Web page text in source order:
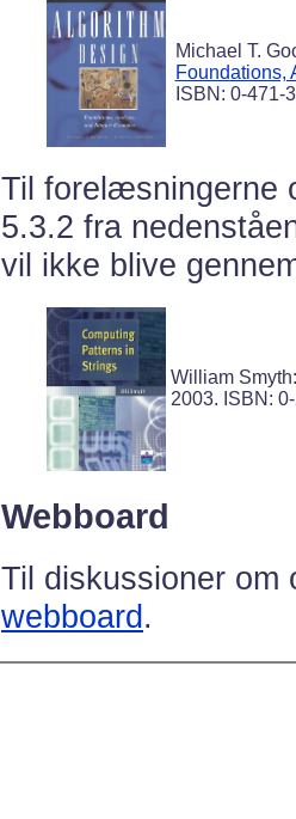
Michael T.
Foundations,
ISBN: 0-471-
Til forelæsningerne
5.3.2 fra
vil ikke blive
William
2003. ISBN:
Webboard
Til diskussioner om
webboard.